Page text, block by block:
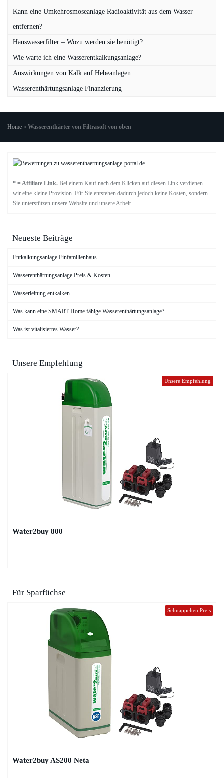
Kann eine Umkehrosmoseanlage Radioaktivität aus dem Wasser
entfernen?
Hauswasserfilter – Wozu werden sie benötigt?
Wie warte ich eine Wasserentkalkungsanlage?
Auswirkungen von Kalk auf Hebeanlagen
Wasserenthärtungsanlage Finanzierung
Home » Wasserenthärter von Filtrasoft von oben
* = Affiliate Link. Bei einem Kauf nach dem Klicken auf diesen Link verdienen
wir eine kleine Provision. Für Sie entstehen dadurch jedoch keine Kosten, sondern
Sie unterstützen unsere Website und unsere Arbeit.
Neueste Beiträge
Entkalkungsanlage Einfamilienhaus
Wasserenthärtungsanlage Preis & Kosten
Wasserleitung entkalken
Was kann eine SMART-Home fähige Wasserenthärtungsanlage?
Was ist vitalisiertes Wasser?
Unsere Empfehlung
Unsere Empfehlung
Water2buy 800
Für Sparfüchse
Schnäppchen Preis
Water2buy AS200 Neta